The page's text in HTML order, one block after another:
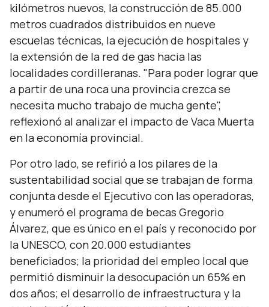
kilómetros nuevos, la construcción de 85.000
metros cuadrados distribuidos en nueve
escuelas técnicas, la ejecución de hospitales y
la extensión de la red de gas hacia las
localidades cordilleranas. "Para poder lograr que
a partir de una roca una provincia crezca se
necesita mucho trabajo de mucha gente",
reflexionó al analizar el impacto de Vaca Muerta
en la economía provincial.
Por otro lado, se refirió a los pilares de la
sustentabilidad social que se trabajan de forma
conjunta desde el Ejecutivo con las operadoras,
y enumeró el programa de becas Gregorio
Álvarez, que es único en el país y reconocido por
la UNESCO, con 20.000 estudiantes
beneficiados; la prioridad del empleo local que
permitió disminuir la desocupación un 65% en
dos años; el desarrollo de infraestructura y la